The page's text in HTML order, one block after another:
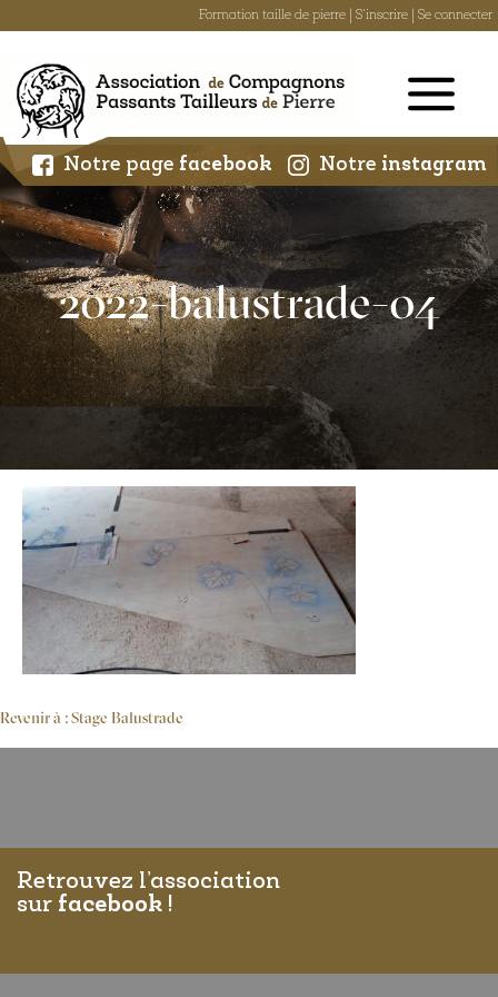
Formation taille de pierre S'inscrire Se connecter
content
Notre page facebook Notre instagram
2022-balustrade-04
Revenir à : Stage Balustrade
Retrouvez l’association
sur facebook !